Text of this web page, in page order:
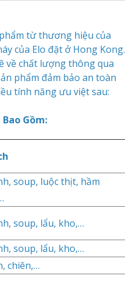
từ thương hiệu của
của Elo đặt ở Hong Kong.
về chất lượng thông qua
phẩm đảm bảo an toàn
tính năng ưu việt sau:
Gồm:
soup, luộc thịt, hầm
soup, lẩu, kho,…
soup, lẩu, kho,…
chiên,…